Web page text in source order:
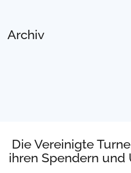
Archiv
Die Vereinigte
ihren Spendern und